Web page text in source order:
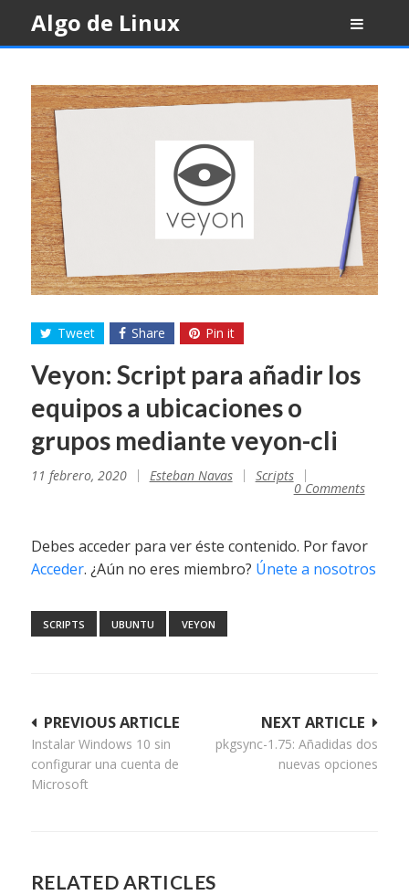
content
Algo de Linux
Tweet Share Pin it
Veyon: Script para añadir los
equipos a ubicaciones o
grupos mediante veyon-cli
11 febrero, 2020 Esteban Navas Scripts
0 Comments
Debes acceder para ver éste contenido. Por favor
Acceder. ¿Aún no eres miembro? Únete a nosotros
SCRIPTS UBUNTU VEYON
Navegación
de
entradas
NEXT ARTICLE
pkgsync-1.75: Añadidas dos
nuevas opciones
PREVIOUS ARTICLE
Instalar Windows 10 sin
configurar una cuenta de
Microsoft
RELATED ARTICLES